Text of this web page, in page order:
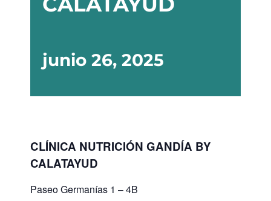
junio 26, 2025
CLÍNICA NUTRICIÓN GANDÍA BY
CALATAYUD
Paseo Germanías 1 – 4B